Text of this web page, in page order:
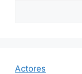
Actores